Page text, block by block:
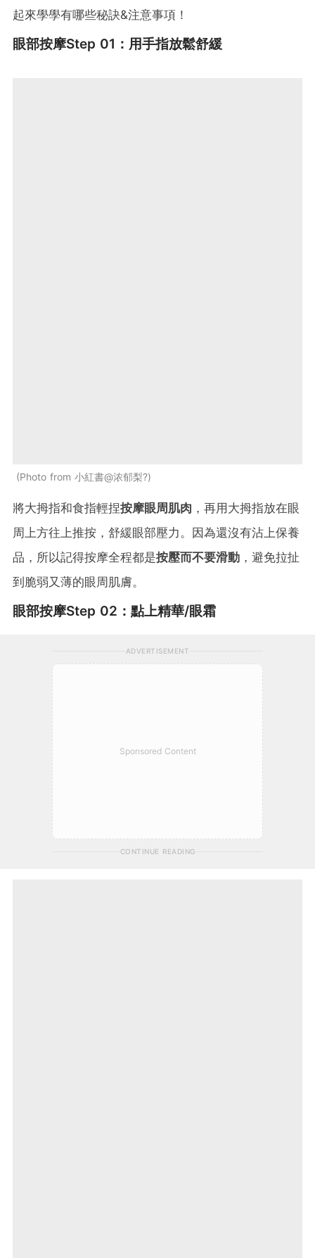
起來學學有哪些秘訣&注意事項！
眼部按摩Step 01：用手指放鬆舒緩
Photo from 小紅書@浓郁梨?
將大拇指和食指輕捏按摩眼周肌肉 ，再用大拇指放在眼
周上方往上推按，舒緩眼部壓力。因為還沒有沾上保養
品，所以記得按摩全程都是按壓而不要滑動 ，避免拉扯
到脆弱又薄的眼周肌膚。
眼部按摩Step 02：點上精華/眼霜
ADVERTISEMENT
Sponsored Content
CONTINUE READING